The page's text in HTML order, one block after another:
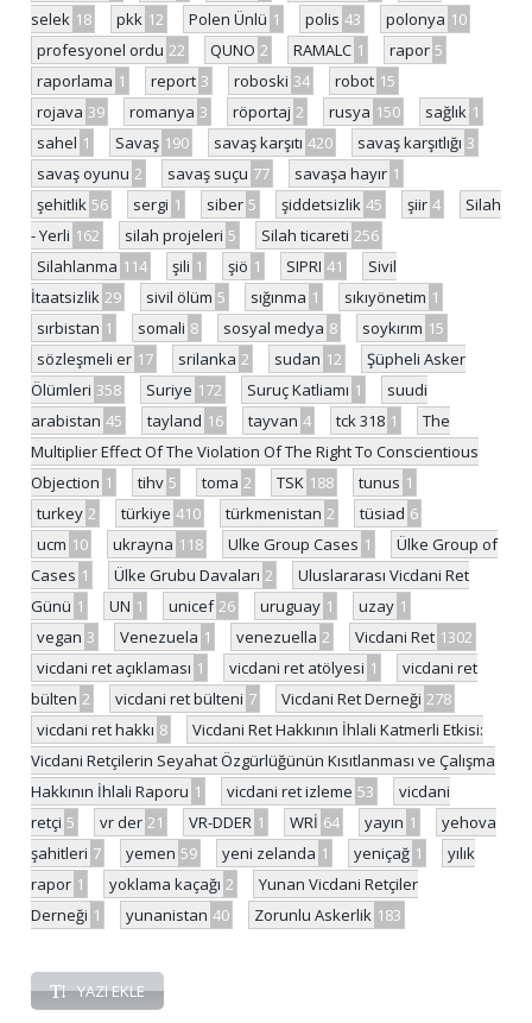
selek 18 pkk 12 Polen Ünlü 1 polis 43 polonya 10
profesyonel ordu 22 QUNO 2 RAMALC 1 rapor 5
raporlama 1 report 3 roboski 34 robot 15
rojava 39 romanya 3 röportaj 2 rusya 150 sağlık 1
sahel 1 Savaş 190 savaş karşıtı 420 savaş karşıtlığı 3
savaş oyunu 2 savaş suçu 77 savaşa hayır 1
şehitlik 56 sergi 1 siber 5 şiddetsizlik 45 şiir 4
Silah
- Yerli 162 silah projeleri 5 Silah ticareti 256
Silahlanma 114 şili 1 şiö 1 SIPRI 41
Sivil
İtaatsizlik 29 sivil ölüm 5 sığınma 1 sıkıyönetim 1
sırbistan 1 somali 8 sosyal medya 8 soykırım 15
sözleşmeli er 17 srilanka 2 sudan 12
Şüpheli Asker
Ölümleri 358 Suriye 172 Suruç Katliamı 1
suudi
arabistan 45 tayland 16 tayvan 4 tck 318 1
The
Multiplier Effect Of The Violation Of The Right To Conscientious
Objection 1 tihv 5 toma 2 TSK 188 tunus 1
turkey 2 türkiye 410 türkmenistan 2 tüsiad 6
ucm 10 ukrayna 118 Ulke Group Cases 1
Ülke Group of
Cases 1 Ülke Grubu Davaları 2
Uluslararası Vicdani Ret
Günü 1 UN 1 unicef 26 uruguay 1 uzay 1
vegan 3 Venezuela 1 venezuella 2 Vicdani Ret 1302
vicdani ret açıklaması 1 vicdani ret atölyesi 1
vicdani ret
bülten 2 vicdani ret bülteni 7 Vicdani Ret Derneği 278
vicdani ret hakkı 8
Vicdani Ret Hakkının İhlali Katmerli Etkisi:
Vicdani Retçilerin Seyahat Özgürlüğünün Kısıtlanması ve Çalışma
Hakkının İhlali Raporu 1 vicdani ret izleme 53
vicdani
retçi 5 vr der 21 VR-DDER 1 WRİ 64 yayın 1
yehova
şahitleri 7 yemen 59 yeni zelanda 1 yeniçağ 1
yılık
rapor 1 yoklama kaçağı 2
Yunan Vicdani Retçiler
Derneği 1 yunanistan 40 Zorunlu Askerlik 183
YAZI EKLE